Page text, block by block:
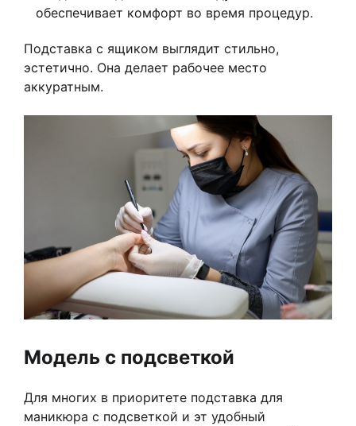
обеспечивает комфорт во время процедур.
Подставка с ящиком выглядит стильно,
эстетично. Она делает рабочее место
аккуратным.
Модель с подсветкой
Для многих в приоритете подставка для
маникюра с подсветкой и эт удобный